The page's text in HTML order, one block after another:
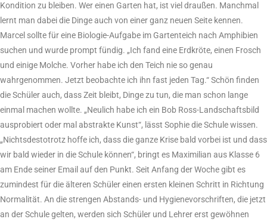
Kondition zu bleiben. Wer einen Garten hat, ist viel draußen. Manchmal
lernt man dabei die Dinge auch von einer ganz neuen Seite kennen.
Marcel sollte für eine Biologie-Aufgabe im Gartenteich nach Amphibien
suchen und wurde prompt fündig. „Ich fand eine Erdkröte, einen Frosch
und einige Molche. Vorher habe ich den Teich nie so genau
wahrgenommen. Jetzt beobachte ich ihn fast jeden Tag.“ Schön finden
die Schüler auch, dass Zeit bleibt, Dinge zu tun, die man schon lange
einmal machen wollte. „Neulich habe ich ein Bob Ross-Landschaftsbild
ausprobiert oder mal abstrakte Kunst“, lässt Sophie die Schule wissen.
„Nichtsdestotrotz hoffe ich, dass die ganze Krise bald vorbei ist und dass
wir bald wieder in die Schule können“, bringt es Maximilian aus Klasse 6
am Ende seiner Email auf den Punkt. Seit Anfang der Woche gibt es
zumindest für die älteren Schüler einen ersten kleinen Schritt in Richtung
Normalität. An die strengen Abstands- und Hygienevorschriften, die jetzt
an der Schule gelten, werden sich Schüler und Lehrer erst gewöhnen